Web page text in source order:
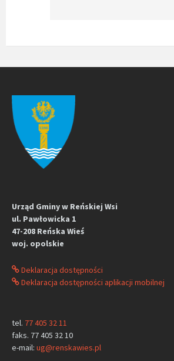
Urząd Gminy w Reńskiej Wsi
ul. Pawłowicka 1
47-208 Reńska Wieś
woj. opolskie
Deklaracja dostępności
Deklaracja dostępności aplikacji mobilnej
tel. 77 405 32 11
faks. 77 405 32 10
e-mail: ug@renskawies.pl